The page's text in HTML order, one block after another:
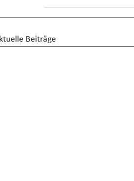
Beiträge